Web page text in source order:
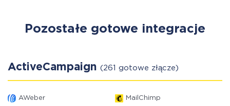
Pozostałe gotowe integracje
ActiveCampaign (261 gotowe złącze)
AWeber MailChimp